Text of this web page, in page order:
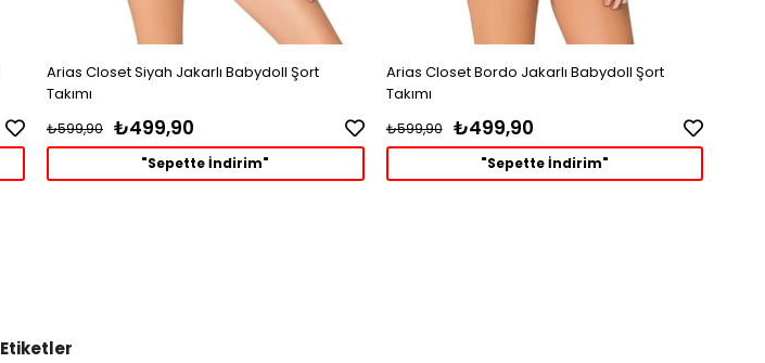
Arias Closet Siyah Jakarlı Babydoll Şort
Takımı
₺499,90
₺599,90
"Sepette İndirim"
Arias Closet Bordo Jakarlı Babydoll Şort
Takımı
₺499,90
₺599,90
"Sepette İndirim"
Etiketler